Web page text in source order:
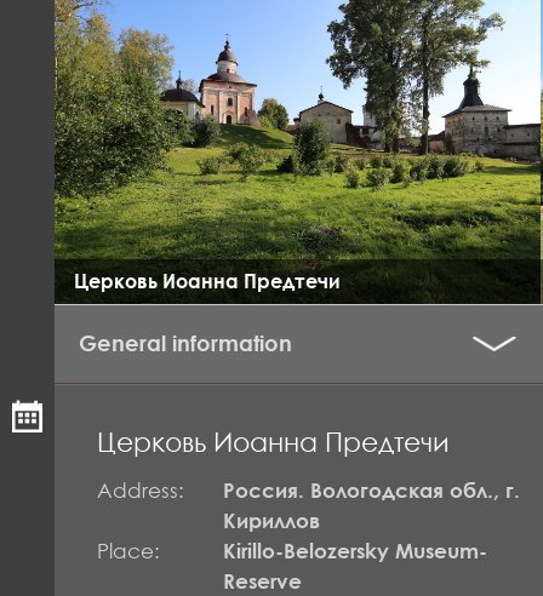
Церковь Иоанна Предтечи
General information
Церковь Иоанна Предтечи
Address:
Россия. Вологодская обл., г.
Кириллов
Place:
Kirillo-Belozersky Museum-
Reserve